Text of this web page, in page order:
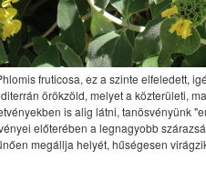
fruticosa, ez a szinte elfeledett,
örökzöld, melyet a közterületi,
is alig látni, tanösvényünk
előterében a legnagyobb
megállja helyét, hűségesen